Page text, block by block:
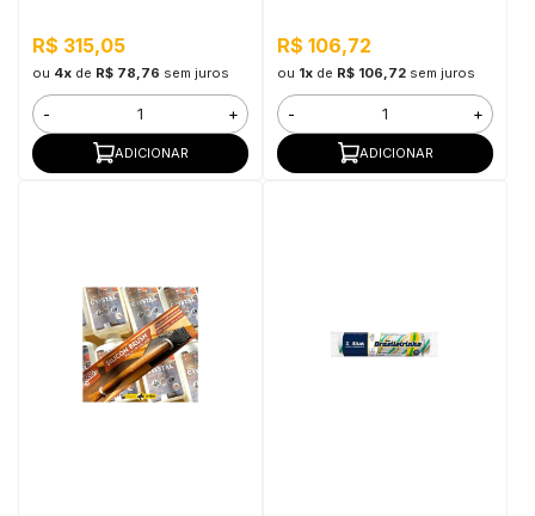
R$ 315,05
ou 4xde R$ 78,76 sem juros
- +
ADICIONAR
R$ 106,72
ou 1xde R$ 106,72 sem juros
- +
ADICIONAR